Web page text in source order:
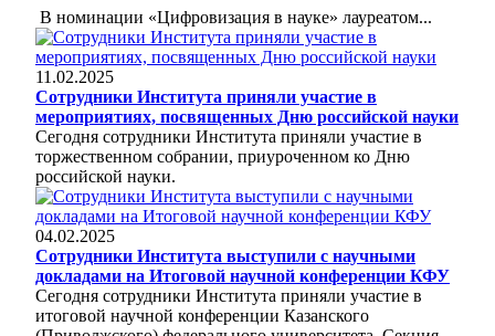
В номинации «Цифровизация в науке» лауреатом...
11.02.2025
Сотрудники Института приняли участие в
мероприятиях, посвященных Дню российской науки
Сегодня сотрудники Института приняли участие в
торжественном собрании, приуроченном ко Дню
российской науки.
04.02.2025
Сотрудники Института выступили с научными
докладами на Итоговой научной конференции КФУ
Сегодня сотрудники Института приняли участие в
итоговой научной конференции Казанского